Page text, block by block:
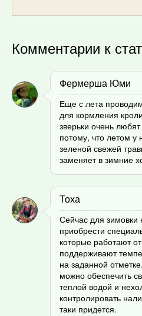
Комментарии к
Фермерша Юми
Еще с лета
для кормления
зверьки очень
потому, что летом у
зеленой свежей
заменяет в зимние
Тоха
Сейчас для зимовки
приобрести
которые работают
поддерживают
на заданной
можно обеспечить
теплой водой и
контролировать
таки придется.